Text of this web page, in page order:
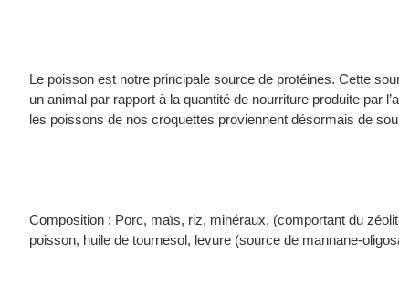
Le poisson est notre principale source de protéines. Cette
un animal par rapport à la quantité de nourriture produite par
les poissons de nos croquettes proviennent désormais de
Composition : Porc, maïs, riz, minéraux, (comportant du
poisson, huile de tournesol, levure (source de mannane-